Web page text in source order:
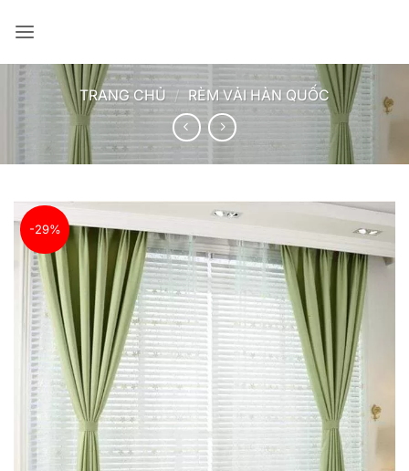
qua
dung
TRANG CHỦ / RÈM VẢI HÀN QUỐC
-29%